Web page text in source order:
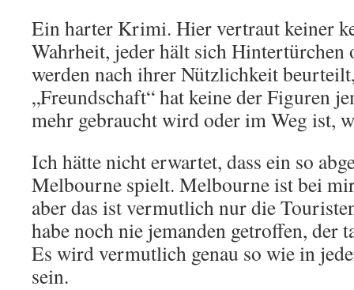
Ein harter Krimi. Hier vertraut keiner
Wahrheit, jeder hält sich Hintertürchen
werden nach ihrer Nützlichkeit
„Freundschaft“ hat keine der Figuren
mehr gebraucht wird oder im Weg ist,
Ich hätte nicht erwartet, dass ein so
Melbourne spielt. Melbourne ist bei
aber das ist vermutlich nur die
habe noch nie jemanden getroffen, der
Es wird vermutlich genau so wie in
sein.